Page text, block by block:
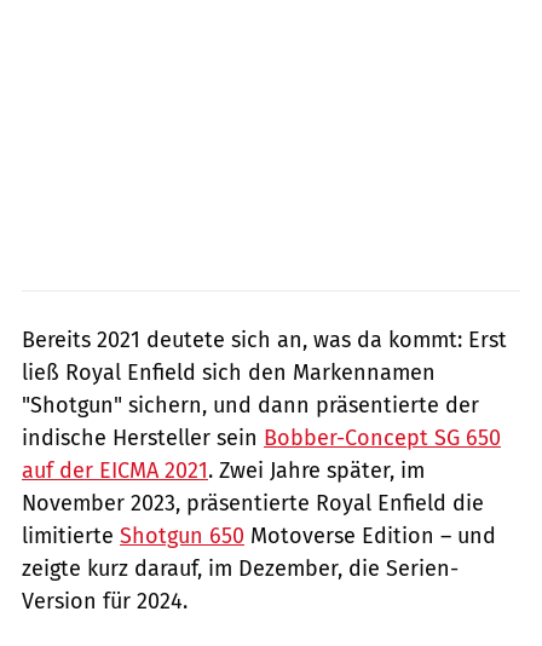
Bereits 2021 deutete sich an, was da kommt: Erst
ließ Royal Enfield sich den Markennamen
"Shotgun" sichern, und dann präsentierte der
indische Hersteller sein Bobber-Concept SG 650
auf der EICMA 2021. Zwei Jahre später, im
November 2023, präsentierte Royal Enfield die
limitierte Shotgun 650 Motoverse Edition – und
zeigte kurz darauf, im Dezember, die Serien-
Version für 2024.